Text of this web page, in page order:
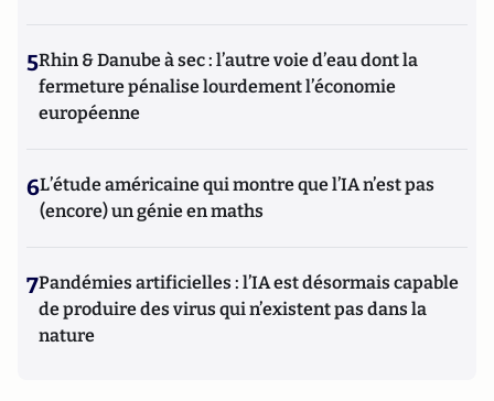
5Rhin & Danube à sec : l’autre voie d’eau dont la
fermeture pénalise lourdement l’économie
européenne
6L’étude américaine qui montre que l’IA n’est pas
(encore) un génie en maths
7Pandémies artificielles : l’IA est désormais capable
de produire des virus qui n’existent pas dans la
nature